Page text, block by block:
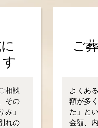
相談
その
」
れの
ご
よくあ
額が多
た」と
金額、